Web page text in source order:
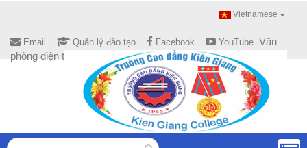
Vietnamese
Email Quản lý đào tạo Facebook YouTube Văn
phòng điện tử